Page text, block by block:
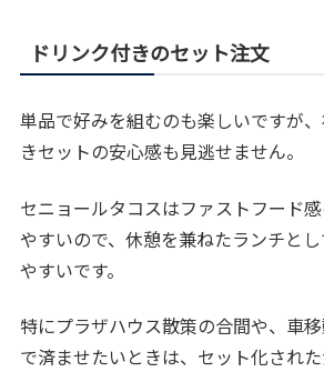
ドリンク付きのセット注文
単品で好みを組むのも楽しいですが
きセットの安心感も見逃せません。
セニョールタコスはファストフード
やすいので、休憩を兼ねたランチと
やすいです。
特にプラザハウス散策の合間や、車
で済ませたいときは、セット化され